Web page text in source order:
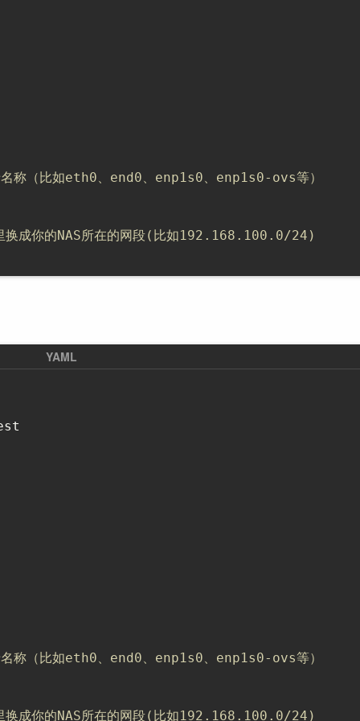
称（比如eth0、end0、enp1s0、enp1s0-ovs等）
换成你的NAS所在的网段(比如192.168.100.0/24)
称（比如eth0、end0、enp1s0、enp1s0-ovs等）
换成你的NAS所在的网段(比如192.168.100.0/24)